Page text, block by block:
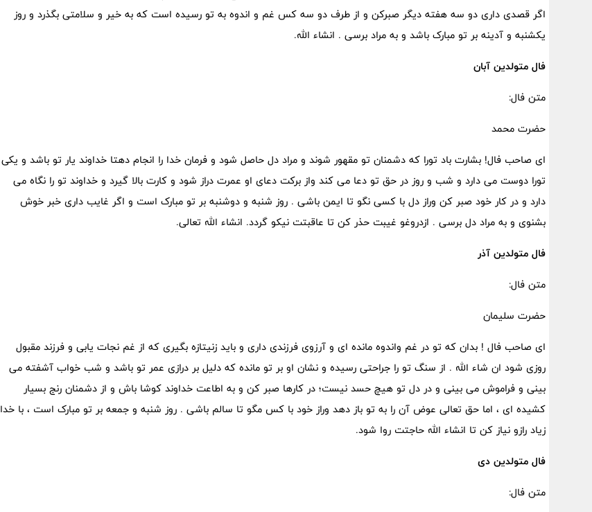
اگر قصدی داری دو سه هفته دیگر صبرکن و از طرف دو سه کس غم و اندوه به تو رسیده است که به خیر و سلامتی بگذرد و روز
یکشنبه و آدینه بر تو مبارک باشد و به مراد برسی . انشاء الله.
فال متولدین آبان
متن فال:
حضرت محمد
ای صاحب فال! بشارت باد تورا که دشمنان تو مقهور شوند و مراد دل حاصل شود و فرمان خدا را انجام دهتا خداوند یار تو باشد و یکی
تورا دوست می دارد و شب و روز در حق تو دعا می کند واز برکت دعای او عمرت دراز شود و کارت بالا گیرد و خداوند تو را نگاه می
دارد و در کار خود صبر کن وراز دل با کسی نگو تا ایمن باشی . روز شنبه و دوشنبه بر تو مبارک است و اگر غایب داری خبر خوش
بشنوی و به مراد دل برسی . ازدروغو غیبت حذر کن تا عاقبتت نیکو گردد. انشاء الله تعالی.
فال متولدین آذر
متن فال:
حضرت سلیمان
ای صاحب فال ! بدان که تو در غم واندوه مانده ای و آرزوی فرزندی داری و باید زنیتازه بگیری که از غم نجات یابی و فرزند مقبول
روزی شود ان شاء الله . از سنگ تو را جراحتی رسیده و نشان او بر تو مانده که دلیل بر درازی عمر تو باشد و شب خواب آشفته می
بینی و فراموش می بینی و در دل تو هیچ حسد نیست؛ در کارها صبر کن و به اطاعت خداوند کوشا باش و از دشمنان رنج بسیار
کشیده ای ، اما حق تعالی عوض آن را به تو باز دهد وراز خود با کس مگو تا سالم باشی . روز شنبه و جمعه بر تو مبارک است ، با خدا
زیاد رازو نیاز کن تا انشاء الله حاجتت روا شود.
فال متولدین دی
متن فال: